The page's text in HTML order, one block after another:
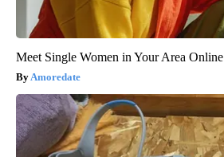
Meet Single Women in Your Area Online
Amoredate